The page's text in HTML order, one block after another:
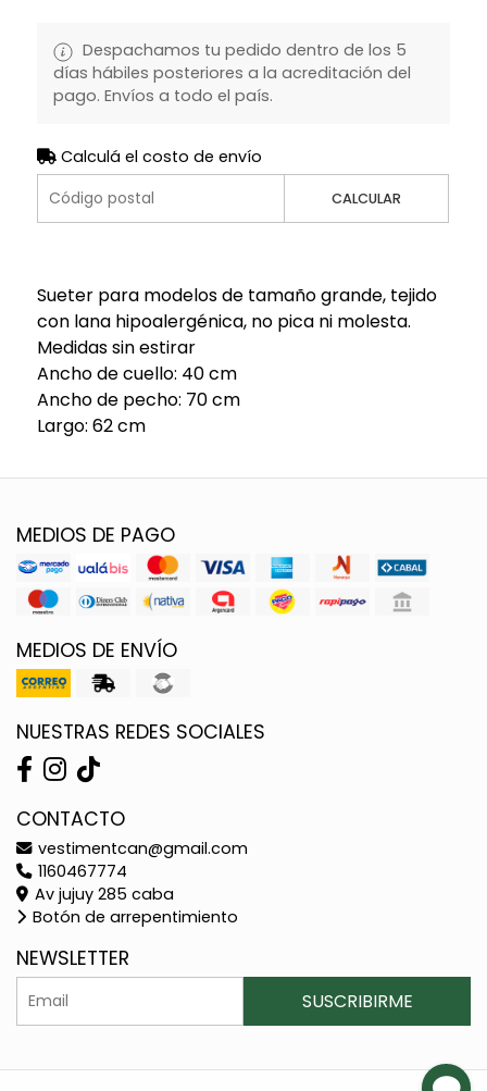
Despachamos tu pedido dentro de los 5
días hábiles posteriores a la acreditación del
pago. Envíos a todo el país.
Calculá el costo de envío
CALCULAR
Sueter para modelos de tamaño grande, tejido
con lana hipoalergénica, no pica ni molesta.
Medidas sin estirar
Ancho de cuello: 40 cm
Ancho de pecho: 70 cm
Largo: 62 cm
MEDIOS DE PAGO
MEDIOS DE ENVÍO
NUESTRAS REDES SOCIALES
CONTACTO
vestimentcan@gmail.com
1160467774
Av jujuy 285 caba
Botón de arrepentimiento
NEWSLETTER
SUSCRIBIRME